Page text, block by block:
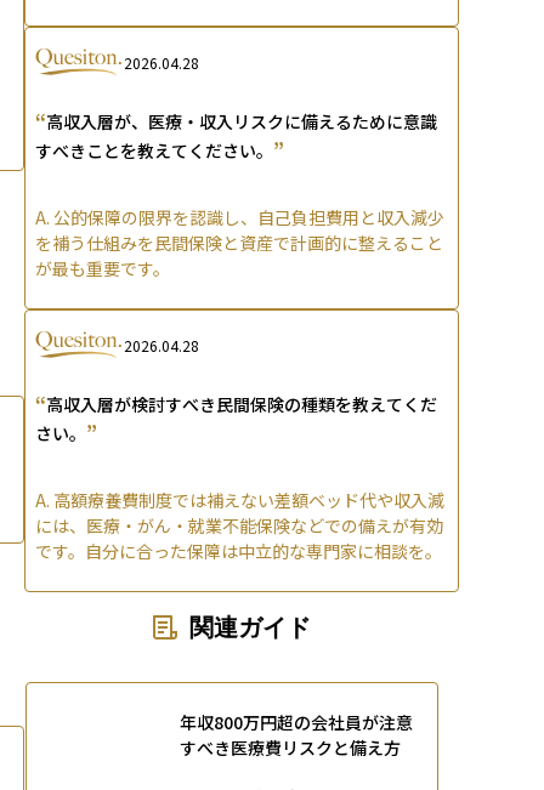
2026.04.28
“高収入層が、医療・収入リスクに備えるために意識
すべきことを教えてください。 ”
A. 公的保障の限界を認識し、自己負担費用と収入減少
を補う仕組みを民間保険と資産で計画的に整えること
が最も重要です。
2026.04.28
“高収入層が検討すべき民間保険の種類を教えてくだ
さい。 ”
A. 高額療養費制度では補えない差額ベッド代や収入減
には、医療・がん・就業不能保険などでの備えが有効
です。自分に合った保障は中立的な専門家に相談を。
関連ガイド
年収800万円超の会社員が注意
すべき医療費リスクと備え方